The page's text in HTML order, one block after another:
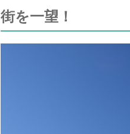
街を一望！